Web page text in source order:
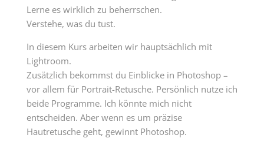
Lerne es wirklich zu beherrschen.
Verstehe, was du tust.
In diesem Kurs arbeiten wir hauptsächlich mit
Lightroom.
Zusätzlich bekommst du Einblicke in Photoshop –
vor allem für Portrait-Retusche. Persönlich nutze ich
beide Programme. Ich könnte mich nicht
entscheiden. Aber wenn es um präzise
Hautretusche geht, gewinnt Photoshop.